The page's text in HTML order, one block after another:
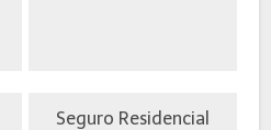
Seguro Residencial